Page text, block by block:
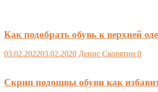
Как подобрать обувь к верхней
03.02.202203.02.2020 Денис Скорятин 0
Скрип подошвы обуви как